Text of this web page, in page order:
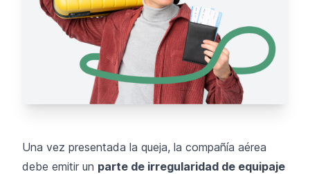
Una vez presentada la queja, la compañía aérea
debe emitir un parte de irregularidad de equipaje